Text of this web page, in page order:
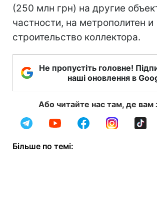
(250 млн грн) на другие
частности, на метрополитен и
строительство коллектора.
Не пропустіть головне!
наші оновлення в
Або читайте нас там, де вам
Більше по темі: